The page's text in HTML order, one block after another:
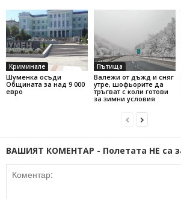
Криминале
Шуменка осъди
Общината за над 9 000
евро
Пътища
Валежи от дъжд и сняг
утре, шофьорите да
тръгват с коли готови
за зимни условия
ВАШИЯТ КОМЕНТАР - Полетата НЕ са